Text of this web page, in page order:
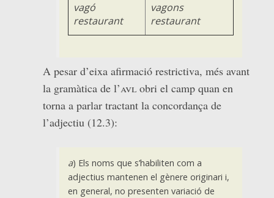
vagó
restaurant
vagons
restaurant
A pesar d’eixa afirmació restrictiva, més avant
la gramàtica de l’avl obri el camp quan en
torna a parlar tractant la concordança de
l’adjectiu (12.3):
a) Els noms que s’habiliten com a
adjectius mantenen el gènere originari i,
en general, no presenten variació de